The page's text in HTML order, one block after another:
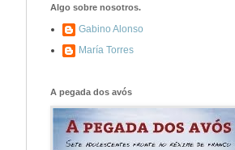
577. Nos fusilaron
Algo sobre nosotros.
Gabino Alonso
María Torres
A pegada dos avós